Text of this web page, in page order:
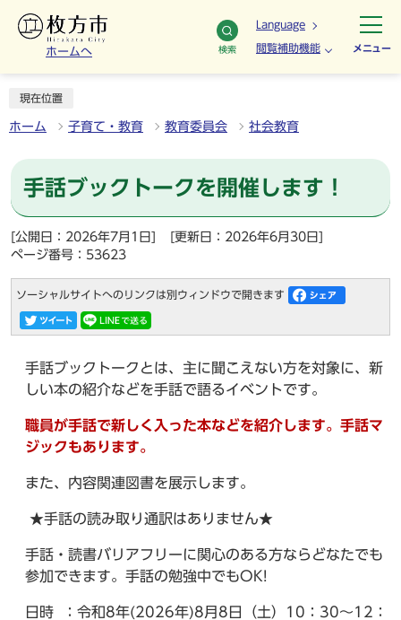
ホームへ 検索
Language
閲覧補助機能 メニュー
現在位置
ホーム 子育て・教育 教育委員会 社会教育
手話ブックトークを開催します！
[公開日：2026年7月1日]
[更新日：2026年6月30日]
ページ番号：53623
ソーシャルサイトへのリンクは別ウィンドウで開きます
手話ブックトークとは、主に聞こえない方を対象に、新
しい本の紹介などを手話で語るイベントです。
職員が手話で新しく入った本などを紹介します。手話マ
ジックもあります。
また、内容関連図書を展示します。
★手話の読み取り通訳はありません★
手話・読書バリアフリーに関心のある方ならどなたでも
参加できます。手話の勉強中でもOK!
日時
：令和8年(2026年)8月8日（土）10：30～12：